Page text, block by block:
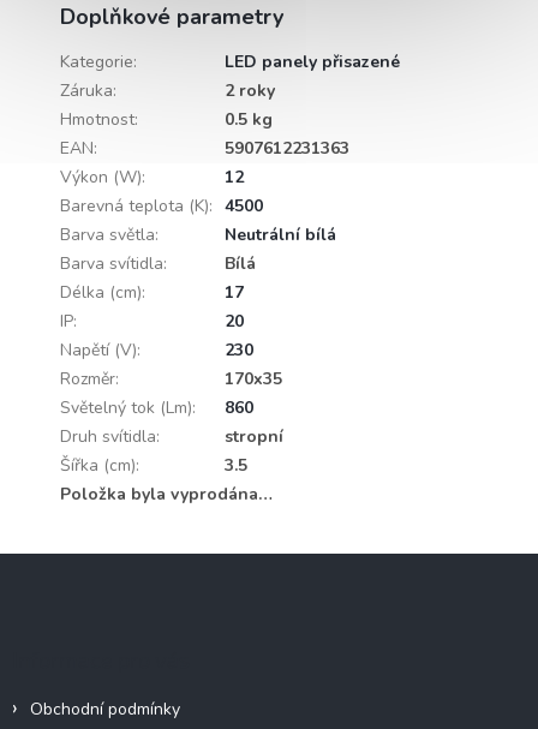
Doplňkové parametry
Kategorie:
LED panely přisazené
Záruka:
2 roky
Hmotnost:
0.5 kg
EAN:
5907612231363
Výkon (W):
12
Barevná teplota (K): 4500
Barva světla:
Neutrální bílá
Barva svítidla:
Bílá
Délka (cm):
17
IP:
20
Napětí (V):
230
Rozměr:
170x35
Světelný tok (Lm):
860
Druh svítidla:
stropní
Šířka (cm):
3.5
Položka byla vyprodána…
Obchodní podmínky